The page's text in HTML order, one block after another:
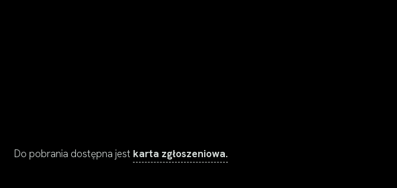
Do pobrania dostępna jest karta zgłoszeniowa.